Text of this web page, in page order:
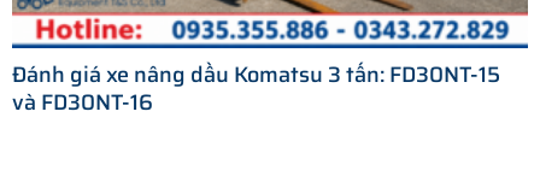
Đánh giá xe nâng dầu Komatsu 3 tấn: FD30NT-15
và FD30NT-16